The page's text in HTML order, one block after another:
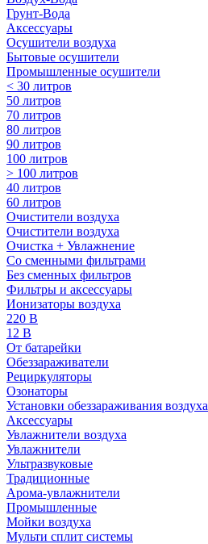
Грунт-Вода
Аксессуары
Осушители воздуха
Бытовые осушители
Промышленные осушители
< 30 литров
50 литров
70 литров
80 литров
90 литров
100 литров
> 100 литров
40 литров
60 литров
Очистители воздуха
Очистители воздуха
Очистка + Увлажнение
Cо сменными фильтрами
Без сменных фильтров
Фильтры и аксессуары
Ионизаторы воздуха
220 В
12 В
От батарейки
Обеззараживатели
Рециркуляторы
Озонаторы
Установки обеззараживания воздуха
Аксессуары
Увлажнители воздуха
Увлажнители
Ультразвуковые
Традиционные
Арома-увлажнители
Промышленные
Мойки воздуха
Мульти сплит системы